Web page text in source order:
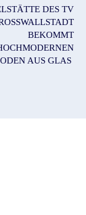
DES TV
B
EKOMMT H
H
AUS GLAS